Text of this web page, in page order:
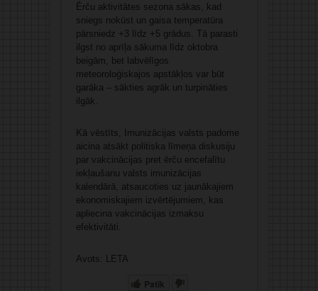
Ērču aktivitātes sezona sākas, kad
sniegs nokūst un gaisa temperatūra
pārsniedz +3 līdz +5 grādus. Tā parasti
ilgst no aprīļa sākuma līdz oktobra
beigām, bet labvēlīgos
meteoroloģiskajos apstākļos var būt
garāka – sākties agrāk un turpināties
ilgāk.
Kā vēstīts, Imunizācijas valsts padome
aicina atsākt politiska līmeņa diskusiju
par vakcinācijas pret ērču encefalītu
iekļaušanu valsts imunizācijas
kalendārā, atsaucoties uz jaunākajiem
ekonomiskajiem izvērtējumiem, kas
apliecina vakcinācijas izmaksu
efektivitāti.
Avots: LETA
Patīk